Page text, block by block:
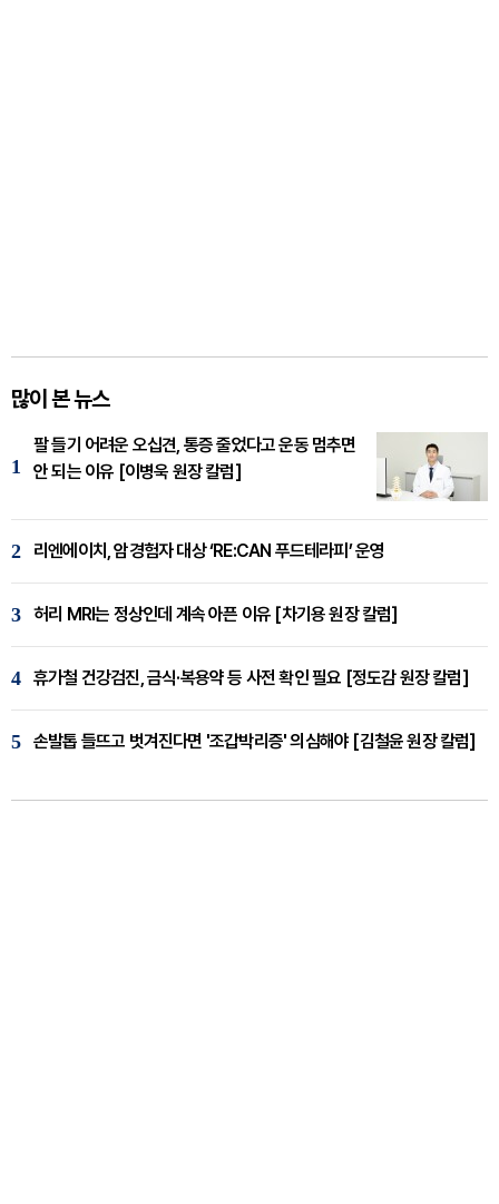
많이 본 뉴스
1
팔 들기 어려운 오십견, 통증 줄었다고 운동 멈추면
안 되는 이유 [이병욱 원장 칼럼]
2 리엔에이치, 암경험자 대상 ‘RE:CAN 푸드테라피’ 운영
3 허리 MRI는 정상인데 계속 아픈 이유 [차기용 원장 칼럼]
4 휴가철 건강검진, 금식·복용약 등 사전 확인 필요 [정도감 원장 칼럼]
5 손발톱 들뜨고 벗겨진다면 '조갑박리증' 의심해야 [김철윤 원장 칼럼]